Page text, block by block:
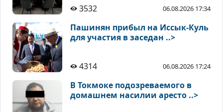
3532 06.08.2026 17:34
Пашинян прибыл на Иссык-Куль
для участия в заседан ..>
4314 06.08.2026 17:24
В Токмоке подозреваемого в
домашнем насилии аресто ..>